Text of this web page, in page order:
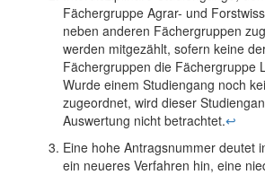
Fächergruppe Agrar- und
neben anderen Fächergruppen
werden mitgezählt, sofern keine
Fächergruppen die Fächergruppe
Wurde einem Studiengang noch
zugeordnet, wird dieser
Auswertung nicht betrachtet.↩︎
Eine hohe Antragsnummer deutet
ein neueres Verfahren hin, eine